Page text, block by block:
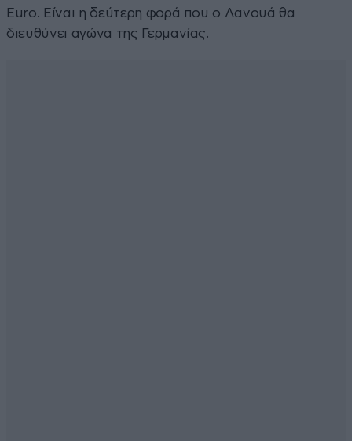
Euro. Είναι η δεύτερη φορά που ο Λανουά θα
διευθύνει αγώνα της Γερμανίας.